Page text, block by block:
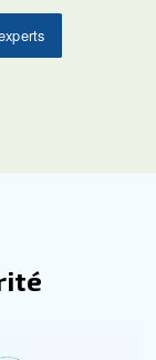
est
Huile
L’industrie